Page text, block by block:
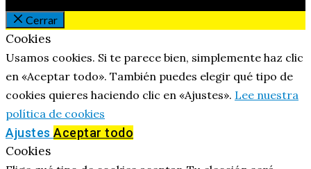
Cerrar
Cookies
Usamos cookies. Si te parece bien, simplemente haz clic
en «Aceptar todo». También puedes elegir qué tipo de
cookies quieres haciendo clic en «Ajustes». Lee nuestra
política de cookies
Ajustes Aceptar todo
Cookies